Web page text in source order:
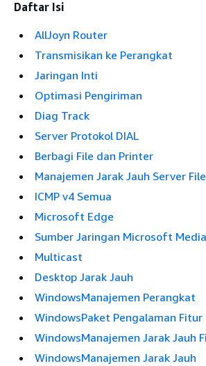
Daftar Isi
AllJoyn Router
Transmisikan ke Perangkat
Jaringan Inti
Optimasi Pengiriman
Diag Track
Server Protokol DIAL
Berbagi File dan Printer
Manajemen Jarak Jauh Server File
ICMP v4 Semua
Microsoft Edge
Sumber Jaringan Microsoft
Multicast
Desktop Jarak Jauh
WindowsManajemen Perangkat
WindowsPaket Pengalaman Fitur
WindowsManajemen Jarak Jauh
WindowsManajemen Jarak Jauh